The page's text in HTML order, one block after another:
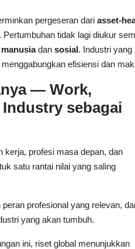
pergeseran dari asset-
Pertumbuhan tidak lagi diukur
dan sosial. Industri yang
efisiensi dan
— Work,
sebagai
kerja, profesi masa depan, dan
satu rantai nilai yang saling
profesional yang relevan,
yang akan tumbuh.
ini, riset global menunjukkan